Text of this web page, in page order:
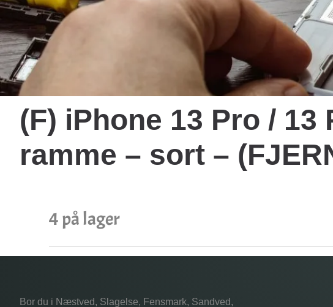
(F) iPhone 13 Pro /
ramme – sort –
4 på lager
Bor du i Næstved, Slagelse, Fensmark, Sandved,